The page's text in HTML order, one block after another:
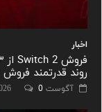
اخبار
روند قدرتمند فروش
آگوست 6th, 2026 0